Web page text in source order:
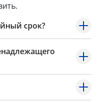
срок?